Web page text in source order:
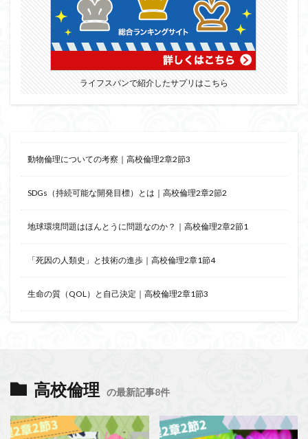
ライフスパンで紹介したサプリはこちら
動物倫理についての考察｜高校倫理2章2節3
SDGs（持続可能な開発目標）とは｜高校倫理2章2節2
地球環境問題はほんとうに問題なのか？｜高校倫理2章2節1
「死因の人類史」と技術の進歩｜高校倫理2章1節4
生命の質（QOL）と自己決定｜高校倫理2章1節3
高校倫理 の最新記事8件